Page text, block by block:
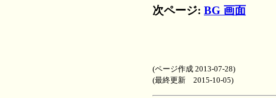
次ページ: BG 画面
(ページ作成 2013-07-28)
(最終更新 2015-10-05)